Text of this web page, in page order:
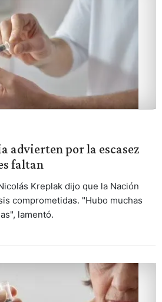
advierten por la escasez
faltan
Kreplak dijo que la Nación
comprometidas. "Hubo muchas
lamentó.